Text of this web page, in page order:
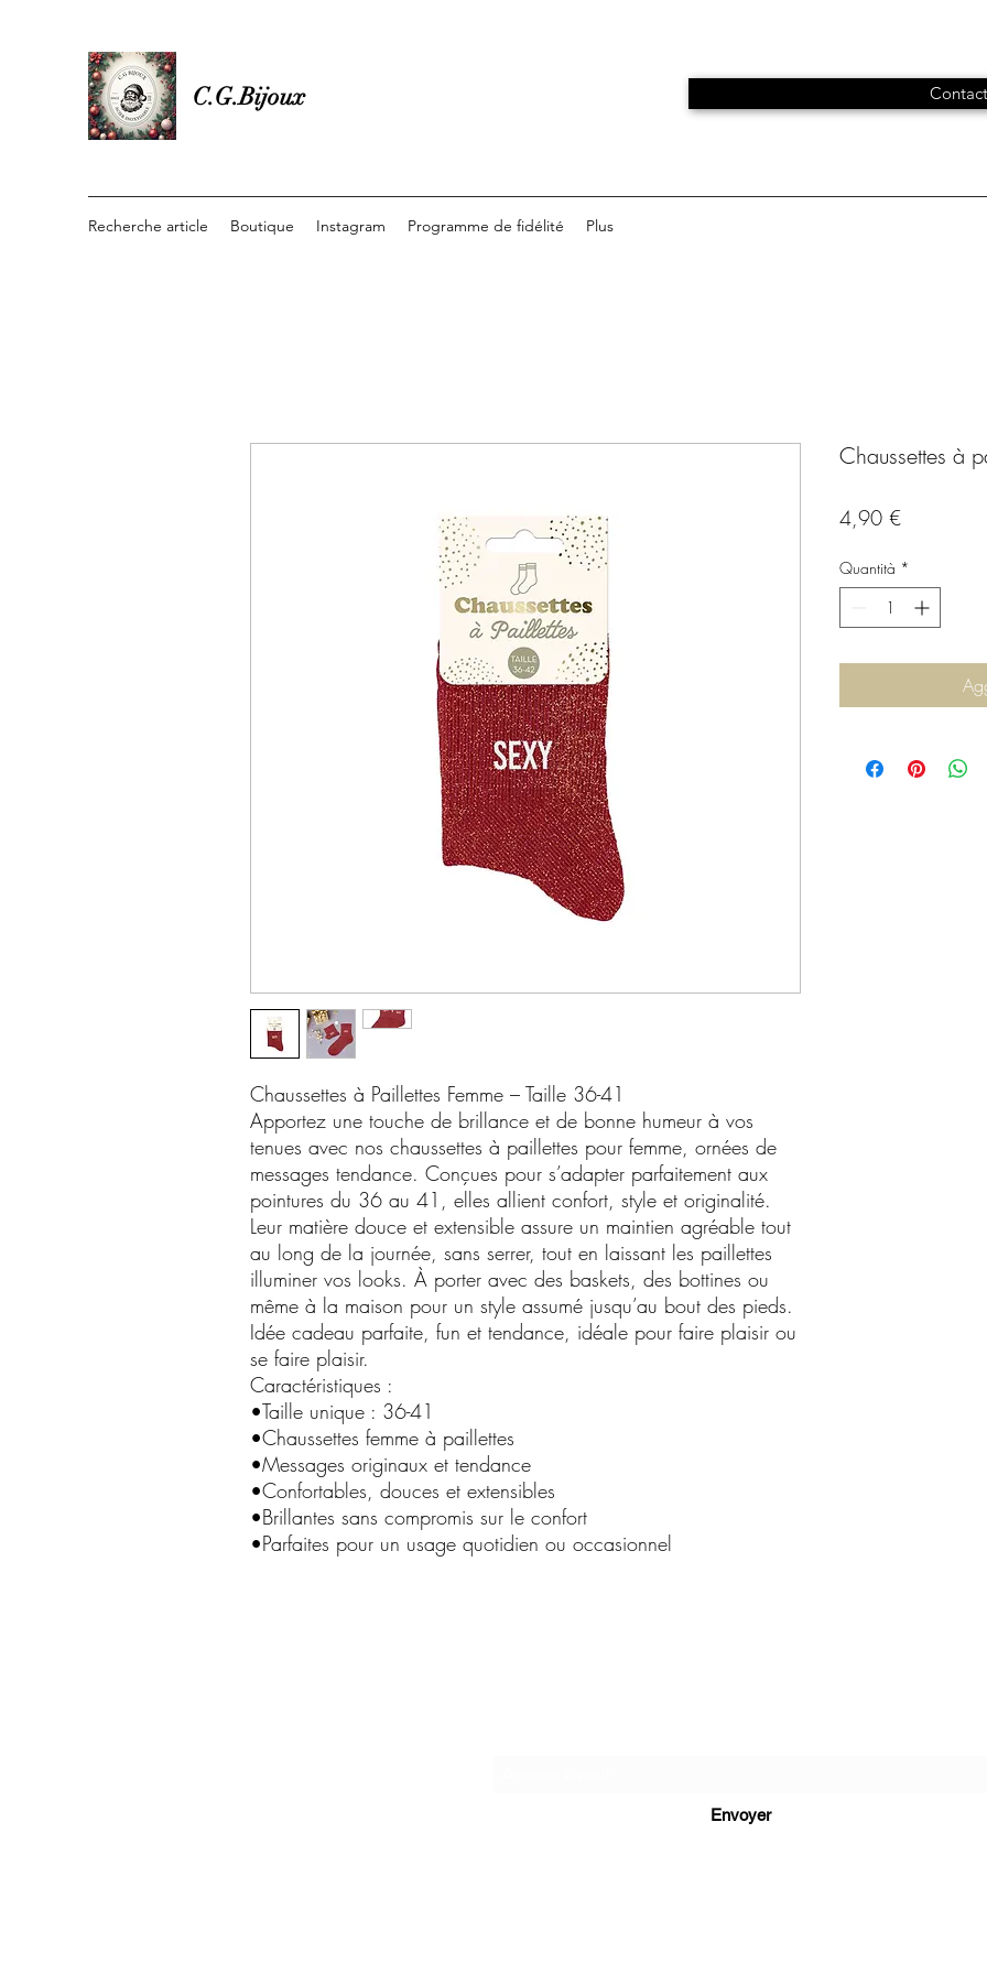
C.G.Bijoux
Recherche article Boutique Instagram Programme de fidélité Plus
Chaussettes à Paillettes Femme – Taille 36-41
Apportez une touche de brillance et de bonne humeur à vos
tenues avec nos chaussettes à paillettes pour femme, ornées de
messages tendance. Conçues pour s’adapter parfaitement aux
pointures du 36 au 41, elles allient confort, style et originalité.
Leur matière douce et extensible assure un maintien agréable tout
au long de la journée, sans serrer, tout en laissant les paillettes
illuminer vos looks. À porter avec des baskets, des bottines ou
même à la maison pour un style assumé jusqu’au bout des pieds.
Idée cadeau parfaite, fun et tendance, idéale pour faire plaisir ou
se faire plaisir.
Caractéristiques :
•Taille unique : 36-41
•Chaussettes femme à paillettes
•Messages originaux et tendance
•Confortables, douces et extensibles
•Brillantes sans compromis sur le confort
•Parfaites pour un usage quotidien ou occasionnel
Chaussettes à
4,90 €
Quantità *
Envoyer